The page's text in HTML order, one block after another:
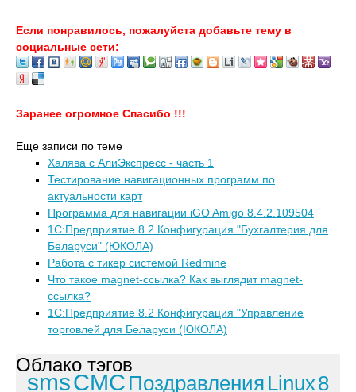
Если понравилось, пожалуйста добавьте тему в
социальные сети:
Заранее огромное Спасибо !!!
Еще записи по теме
Халява с АлиЭкспресс - часть 1
Тестирование навигационных программ по
актуальности карт
Программа для навигации iGO Amigo 8.4.2.109504
1С:Предприятие 8.2 Конфигурация "Бухгалтерия для
Беларуси" (ЮКОЛА)
Работа с тикер системой Redmine
Что такое magnet-ссылка? Как выглядит magnet-
ссылка?
1С:Предприятие 8.2 Конфигурация "Управление
торговлей для Беларуси (ЮКОЛА)
Облако тэгов
smsСМС Поздравления Linux8